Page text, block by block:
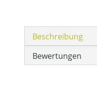
Beschreibung
Bewertungen